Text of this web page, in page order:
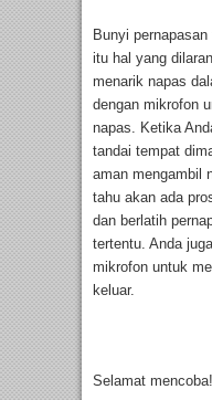
Bunyi
itu hal yang
menarik napas
dengan mikrofon
napas. Ketika
tandai tempat
aman mengambil
tahu akan ada
dan berlatih
tertentu. Anda
mikrofon untuk
keluar.
Selamat